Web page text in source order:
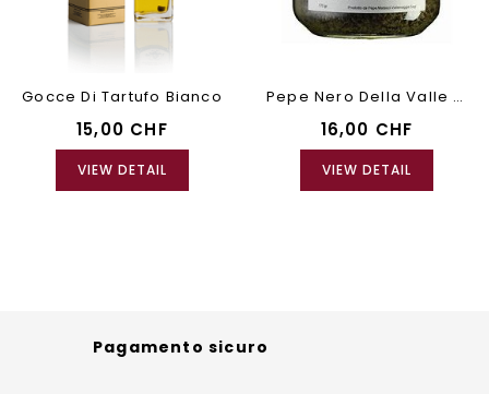
Gocce Di Tartufo Bianco
15,00 CHF
VIEW DETAIL
Pepe Nero Della Valle Maggia
16,00 CHF
VIEW DETAIL
Pagamento sicuro